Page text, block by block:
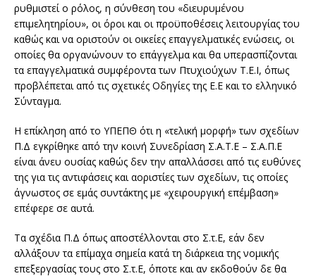
ρυθμιστεί ο ρόλος, η σύνθεση του «διευρυμένου
επιμελητηρίου», οι όροι και οι προϋποθέσεις λειτουργίας του
καθώς και να οριστούν οι οικείες επαγγελματικές ενώσεις, οι
οποίες θα οργανώνουν το επάγγελμα και θα υπερασπίζονται
τα επαγγελματικά συμφέροντα των Πτυχιούχων Τ.Ε.Ι, όπως
προβλέπεται από τις σχετικές Οδηγίες της Ε.Ε και το ελληνικό
Σύνταγμα.
Η επίκληση από το ΥΠΕΠΘ ότι η «τελική μορφή» των σχεδίων
Π.Δ εγκρίθηκε από την κοινή Συνεδρίαση Σ.Α.Τ.Ε – Σ.Α.Π.Ε
είναι άνευ ουσίας καθώς δεν την απαλλάσσει από τις ευθύνες
της για τις αντιφάσεις και αοριστίες των σχεδίων, τις οποίες
άγνωστος σε εμάς συντάκτης με «χειρουργική επέμβαση»
επέφερε σε αυτά.
Τα σχέδια Π.Δ όπως αποστέλλονται στο Σ.τ.Ε, εάν δεν
αλλάξουν τα επίμαχα σημεία κατά τη διάρκεια της νομικής
επεξεργασίας τους στο Σ.τ.Ε, όποτε και αν εκδοθούν δε θα